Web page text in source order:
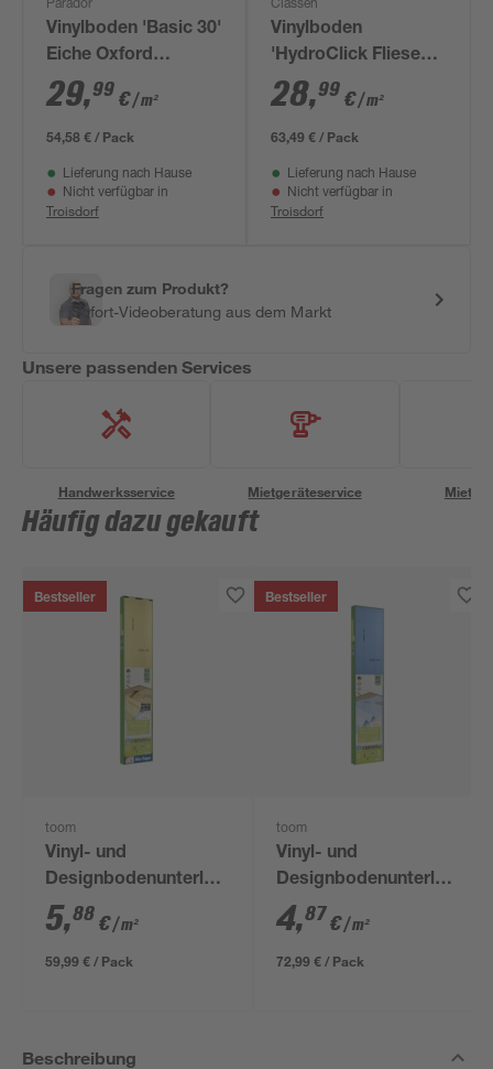
Parador
Vinylboden 'Basic 30'
Eiche Oxford
geschliffen
gebürstet hellbraun
9,4 mm
29,99 €/ m²
54,58 € / Pack
Lieferung nach Hause
Nicht verfügbar in
Troisdorf
Classen
Vinylboden
'HydroClick Fliese
WR' beige 6040 x
2800 x 9 mm
28,99 €/ m²
63,49 € / Pack
Lieferung nach Hause
Nicht verfügbar in
Troisdorf
Fragen zum Produkt?
Sofort-Videoberatung aus dem Markt
Unsere passenden Services
Handwerksservice Mietgeräteservice
Häufig dazu gekauft
Bestseller
toom
Vinyl- und
Designbodenunterlage
'Aquastop' 1,5 mm,
1,2 x 8,5 m, 10,2 m² +
Tape
5,88 €/ m²
59,99 € / Pack
Bestseller
toom
Vinyl- und
Designbodenunterlage
1 mm, 1,2 x 12,5 m, 15
m²
4,87€/ m²
72,99 € / Pack
Beschreibung